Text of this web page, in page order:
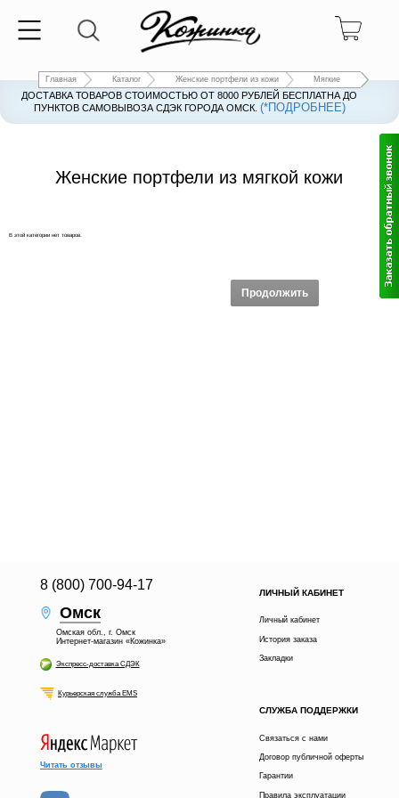
Главная Каталог Женские портфели из кожи Мягкие
ДОСТАВКА ТОВАРОВ СТОИМОСТЬЮ ОТ 8000 РУБЛЕЙ БЕСПЛАТНА ДО
ПУНКТОВ САМОВЫВОЗА СДЭК ГОРОДА ОМСК. (*ПОДРОБНЕЕ)
Женские портфели из мягкой кожи
В этой категории нет товаров.
Продолжить
8 (800) 700-94-17
Омск
Омская обл., г. Омск
Интернет-магазин «Кожинка»
Экспресс-доставка СДЭК
Курьерская служба EMS
ЛИЧНЫЙ КАБИНЕТ
Личный кабинет
История заказа
Закладки
СЛУЖБА ПОДДЕРЖКИ
Связаться с нами
Договор публичной оферты
Гарантии
Правила эксплуатации
Читать отзывы